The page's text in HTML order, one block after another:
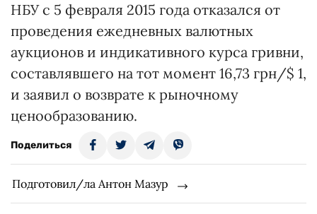
НБУ с 5 февраля 2015 года отказался от
проведения ежедневных валютных
аукционов и индикативного курса гривни,
составлявшего на тот момент 16,73 грн/$ 1,
и заявил о возврате к рыночному
ценообразованию.
Поделиться
Подготовил/ла Антон Мазур